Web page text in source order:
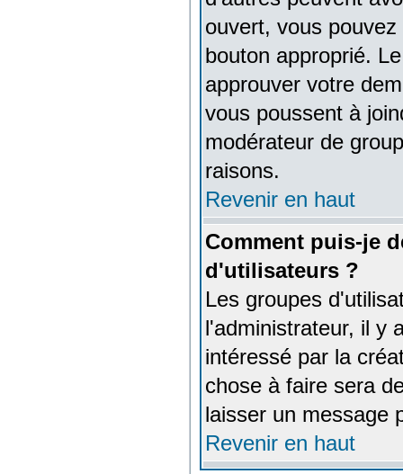
ouvert, vous
bouton approprié.
approuver votre
vous poussent à
modérateur de
raisons.
Revenir en haut
Comment puis-je
d'utilisateurs ?
Les groupes
l'administrateur, il y
intéressé par la
chose à faire sera
laisser un message
Revenir en haut